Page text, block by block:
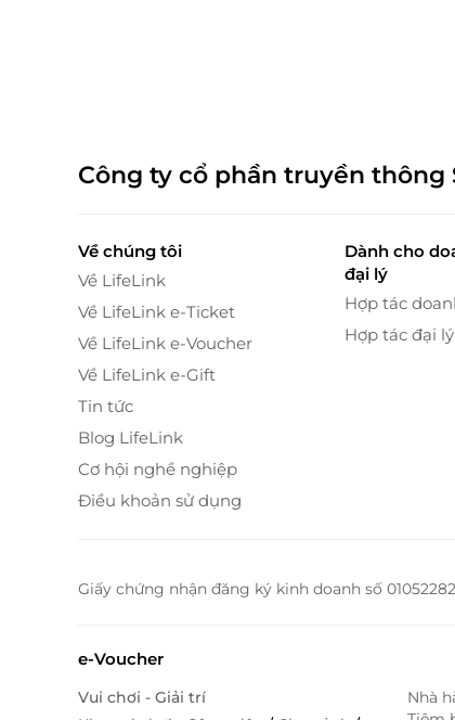
Công ty cổ phần truyền thông
Về chúng tôi
Về LifeLink
Về LifeLink e-Ticket
Về LifeLink e-Voucher
Về LifeLink e-Gift
Tin tức
Blog LifeLink
Cơ hội nghề nghiệp
Điều khoản sử dụng
Dành cho
đại lý
Hợp tác
Hợp tác đại lý
Giấy chứng nhận đăng ký kinh doanh số
e-Voucher
Vui chơi - Giải trí
Nhà